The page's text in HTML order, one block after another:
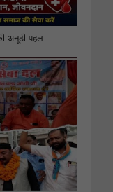
अनूठी पहल